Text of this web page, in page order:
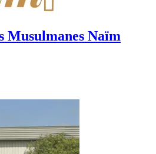
Musulmanes Naïm